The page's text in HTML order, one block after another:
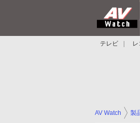
テレビ レ
AV Watch 製